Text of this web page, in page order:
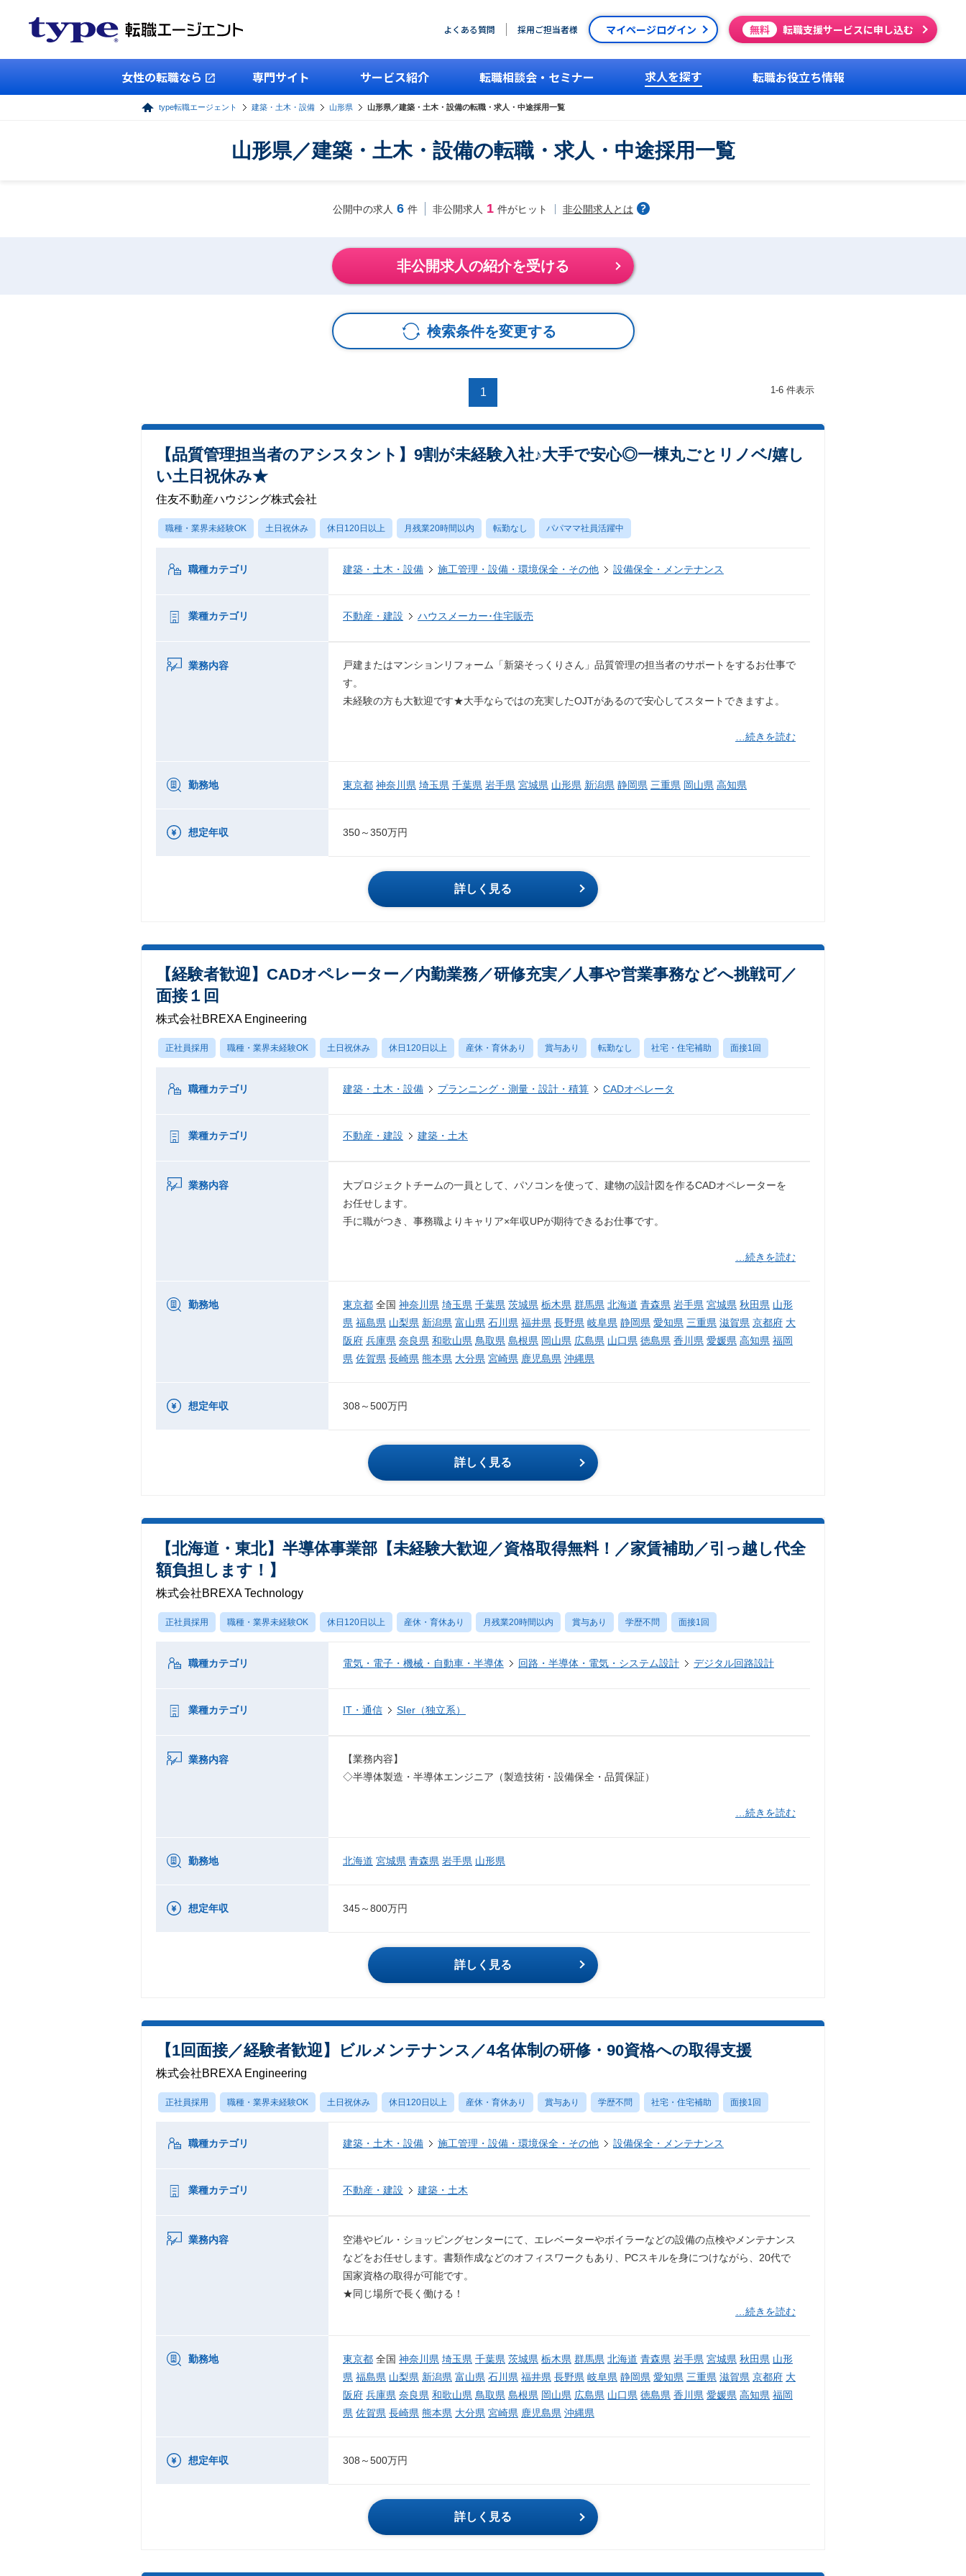
よくある質問 採用ご担当者様 マイページログイン 無料 転職支援サービスに申し込む
女性の転職なら 専門サイト サービス紹介 転職相談会・セミナー 求人を探す 転職お役立ち情報
type転職エージェント 建築・土木・設備 山形県 山形県／建築・土木・設備の転職・求人・中途採用一覧
山形県／建築・土木・設備の転職・求人・中途採用一覧
公開中の求人 6 件 非公開求人 1 件がヒット 非公開求人とは
非公開求人の紹介を受ける
検索条件を変更する
1 1-6 件表示
【品質管理担当者のアシスタント】9割が未経験入社♪大手で安心◎一棟丸ごとリノベ/嬉し
い土日祝休み★
住友不動産ハウジング株式会社
職種・業界未経験OK 土日祝休み 休日120日以上 月残業20時間以内 転勤なし パパママ社員活躍中
職種カテゴリ 建築・土木・設備 施工管理・設備・環境保全・その他 設備保全・メンテナンス
業種カテゴリ 不動産・建設 ハウスメーカー･住宅販売
業務内容
戸建またはマンションリフォーム「新築そっくりさん」品質管理の担当者のサポートをするお仕事で
す。
未経験の方も大歓迎です★大手ならではの充実したOJTがあるので安心してスタートできますよ。
…続きを読む
勤務地 東京都 神奈川県 埼玉県 千葉県 岩手県 宮城県 山形県 新潟県 静岡県 三重県 岡山県 高知県
想定年収 350～350万円
詳しく見る
【経験者歓迎】CADオペレーター／内勤業務／研修充実／人事や営業事務などへ挑戦可／
面接１回
株式会社BREXA Engineering
正社員採用 職種・業界未経験OK 土日祝休み 休日120日以上 産休・育休あり 賞与あり 転勤なし 社宅・住宅補助 面接1回
職種カテゴリ 建築・土木・設備 プランニング・測量・設計・積算 CADオペレータ
業種カテゴリ 不動産・建設 建築・土木
業務内容
大プロジェクトチームの一員として、パソコンを使って、建物の設計図を作るCADオペレーターを
お任せします。
手に職がつき、事務職よりキャリア×年収UPが期待できるお仕事です。
…続きを読む
勤務地 東京都 全国 神奈川県 埼玉県 千葉県 茨城県 栃木県 群馬県 北海道 青森県 岩手県 宮城県 秋田県 山形
県 福島県 山梨県 新潟県 富山県 石川県 福井県 長野県 岐阜県 静岡県 愛知県 三重県 滋賀県 京都府 大
阪府 兵庫県 奈良県 和歌山県 鳥取県 島根県 岡山県 広島県 山口県 徳島県 香川県 愛媛県 高知県 福岡
県 佐賀県 長崎県 熊本県 大分県 宮崎県 鹿児島県 沖縄県
想定年収 308～500万円
詳しく見る
【北海道・東北】半導体事業部【未経験大歓迎／資格取得無料！／家賃補助／引っ越し代全
額負担します！】
株式会社BREXA Technology
正社員採用 職種・業界未経験OK 休日120日以上 産休・育休あり 月残業20時間以内 賞与あり 学歴不問 面接1回
職種カテゴリ 電気・電子・機械・自動車・半導体 回路・半導体・電気・システム設計 デジタル回路設計
業種カテゴリ IT・通信 SIer（独立系）
業務内容
【業務内容】
◇半導体製造・半導体エンジニア（製造技術・設備保全・品質保証）
…続きを読む
勤務地 北海道 宮城県 青森県 岩手県 山形県
想定年収 345～800万円
詳しく見る
【1回面接／経験者歓迎】ビルメンテナンス／4名体制の研修・90資格への取得支援
株式会社BREXA Engineering
正社員採用 職種・業界未経験OK 土日祝休み 休日120日以上 産休・育休あり 賞与あり 学歴不問 社宅・住宅補助 面接1回
職種カテゴリ 建築・土木・設備 施工管理・設備・環境保全・その他 設備保全・メンテナンス
業種カテゴリ 不動産・建設 建築・土木
業務内容
空港やビル・ショッピングセンターにて、エレベーターやボイラーなどの設備の点検やメンテナンス
などをお任せします。書類作成などのオフィスワークもあり、PCスキルを身につけながら、20代で
国家資格の取得が可能です。
★同じ場所で長く働ける！
…続きを読む
勤務地 東京都 全国 神奈川県 埼玉県 千葉県 茨城県 栃木県 群馬県 北海道 青森県 岩手県 宮城県 秋田県 山形
県 福島県 山梨県 新潟県 富山県 石川県 福井県 長野県 岐阜県 静岡県 愛知県 三重県 滋賀県 京都府 大
阪府 兵庫県 奈良県 和歌山県 鳥取県 島根県 岡山県 広島県 山口県 徳島県 香川県 愛媛県 高知県 福岡
県 佐賀県 長崎県 熊本県 大分県 宮崎県 鹿児島県 沖縄県
想定年収 308～500万円
詳しく見る